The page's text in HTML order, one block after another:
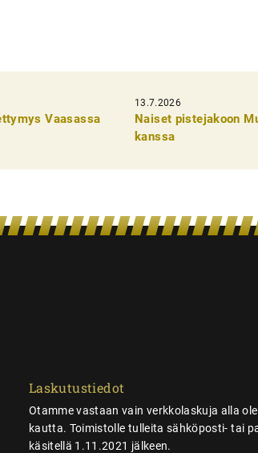
Vaasassa
13.7.2026
Naiset pistejakoon
kanssa
Laskutustiedot
Otamme vastaan vain verkkolaskuja alla
kautta. Toimistolle tulleita sähköposti- tai
käsitellä 1.11.2021 jälkeen.